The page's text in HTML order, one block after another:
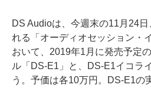
DS Audioは、今週末の11月24
れる「オーディオセッション・
おいて、2019年1月に発売予定
ル「DS-E1」と、DS-E1イコラ
う。予価は各10万円。DS-E1の